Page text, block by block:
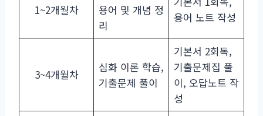
1~2개월차
용어 및 개념 정
리
용어 노트 작성
3~4개월차
심화 이론 학습,
기출문제 풀이
기본서 2회독,
기출문제집 풀
이, 오답노트 작
성